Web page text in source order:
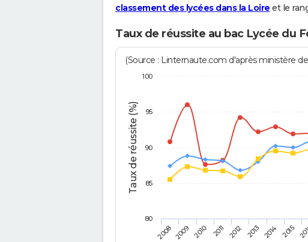
classement des lycées dans la Loire et le
Taux de réussite au bac Lycée du
Taux de réussite (%)
(Source : Linternaute.com d'après ministère
2008 2009 2010 2011 2012 2013 2014 2015
80
85
90
95
100